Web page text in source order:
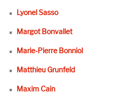
Lyonel Sasso
Margot Bonvallet
Marie-Pierre Bonniol
Matthieu Grunfeld
Maxim Cain